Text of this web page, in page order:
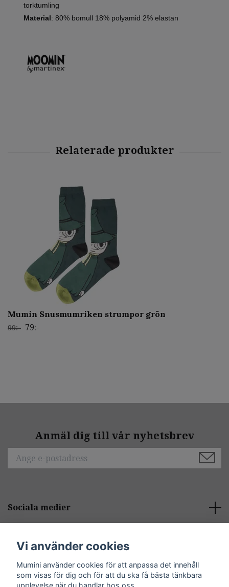
torktumling
Material: 80% bomull 18% polyamid 2% elastan
Mumin Snusmumriken strumpor grön
99:- 79:-
Anmäl dig till vår nyhetsbrev
Sociala medier
Kontakt
Vi använder cookies
Mumini använder cookies för att anpassa det innehåll
som visas för dig och för att du ska få bästa tänkbara
upplevelse när du handlar hos oss.